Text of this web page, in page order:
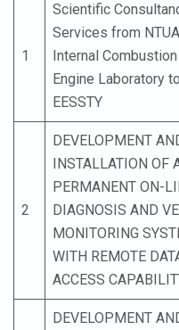
1
Scientific
Services from NTUA
Internal Combustion
Engine Laboratory to
EESSTY
2
DEVELOPMENT
INSTALLATION OF
PERMANENT ON-
DIAGNOSIS AND
MONITORING
WITH REMOTE
ACCESS
DEVELOPMENT